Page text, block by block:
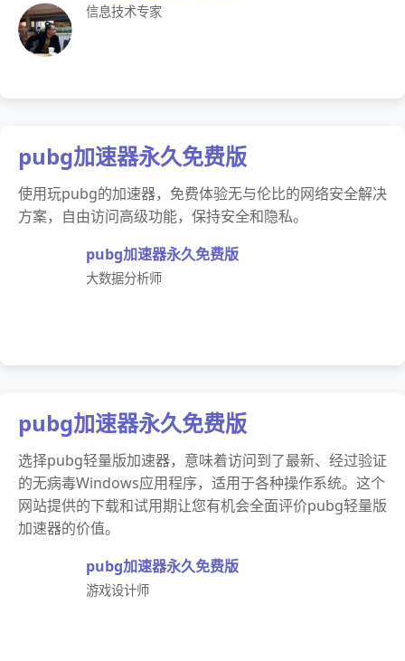
信息技术专家
pubg加速器永久免费版
使用玩pubg的加速器，免费体验无与伦比的网络安全解决
方案，自由访问高级功能，保持安全和隐私。
pubg加速器永久免费版
大数据分析师
pubg加速器永久免费版
选择pubg轻量版加速器，意味着访问到了最新、经过验证
的无病毒Windows应用程序，适用于各种操作系统。这个
网站提供的下载和试用期让您有机会全面评价pubg轻量版
加速器的价值。
pubg加速器永久免费版
游戏设计师